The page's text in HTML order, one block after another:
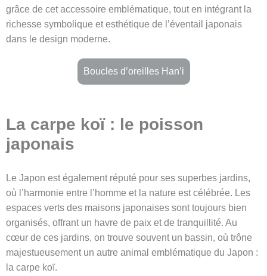
grâce de cet accessoire emblématique, tout en intégrant la
richesse symbolique et esthétique de l’éventail japonais
dans le design moderne.
Boucles d’oreilles Han’i
La carpe koï : le poisson
japonais
Le Japon est également réputé pour ses superbes jardins,
où l’harmonie entre l’homme et la nature est célébrée. Les
espaces verts des maisons japonaises sont toujours bien
organisés, offrant un havre de paix et de tranquillité. Au
cœur de ces jardins, on trouve souvent un bassin, où trône
majestueusement un autre animal emblématique du Japon :
la carpe koï.